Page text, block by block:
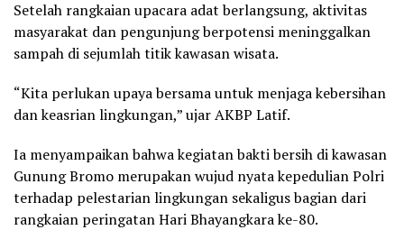
Setelah rangkaian upacara adat berlangsung, aktivitas
masyarakat dan pengunjung berpotensi meninggalkan
sampah di sejumlah titik kawasan wisata.
“Kita perlukan upaya bersama untuk menjaga kebersihan
dan keasrian lingkungan,” ujar AKBP Latif.
Ia menyampaikan bahwa kegiatan bakti bersih di kawasan
Gunung Bromo merupakan wujud nyata kepedulian Polri
terhadap pelestarian lingkungan sekaligus bagian dari
rangkaian peringatan Hari Bhayangkara ke-80.